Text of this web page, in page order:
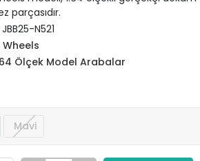
parçasıdır.
JBB25-N521
Wheels
Ölçek Model Arabalar
Mavi